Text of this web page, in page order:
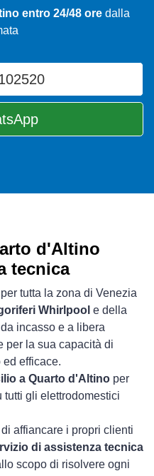
entro 24/48 ore dalla
d'Altino
tecnica
tutta la zona di Venezia
Whirlpool e della
incasso e a libera
per la sua capacità di
efficace.
a Quarto d'Altino per
tutti gli elettrodomestici
affiancare i propri clienti
di assistenza tecnica
scopo di risolvere ogni